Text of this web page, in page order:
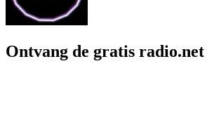
Ontvang de gratis